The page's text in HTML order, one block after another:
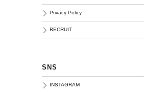
Privacy Policy
RECRUIT
SNS
INSTAGRAM